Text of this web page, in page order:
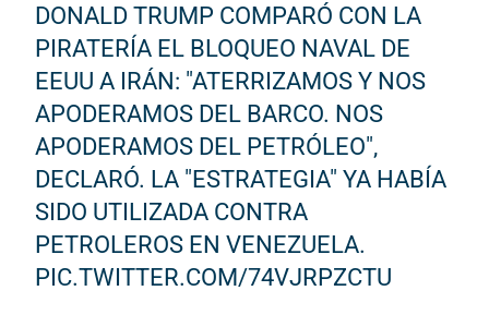
DONALD TRUMP COMPARÓ CON LA
PIRATERÍA EL BLOQUEO NAVAL DE
EEUU A IRÁN: "ATERRIZAMOS Y NOS
APODERAMOS DEL BARCO. NOS
APODERAMOS DEL PETRÓLEO",
DECLARÓ. LA "ESTRATEGIA" YA HABÍA
SIDO UTILIZADA CONTRA
PETROLEROS EN VENEZUELA.
PIC.TWITTER.COM/74VJRPZCTU